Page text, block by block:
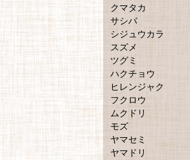
クマタカ
サシバ
シジュウカラ
スズメ
ツグミ
ハクチョウ
ヒレンジャク
フクロウ
ムクドリ
モズ
ヤマセミ
ヤマドリ